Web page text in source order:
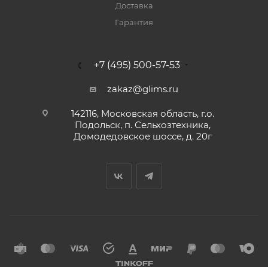
Доставка
Гарантия
+7 (495) 500-57-53
zakaz@glims.ru
142116, Московская область, г.о.
Подольск, п. Сельхозтехника,
Домодедовское шоссе, д. 20г